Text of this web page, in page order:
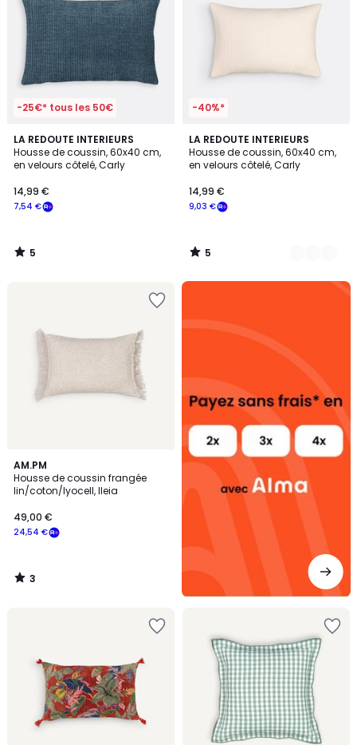
-25€* tous les 50€
LA REDOUTE INTERIEURS
Housse de coussin, 60x40 cm,
en velours côtelé, Carly
7,54 €
14,99 €
5
/
5
5
/
-40%*
LA REDOUTE INTERIEURS
Housse de coussin, 60x40 cm,
en velours côtelé, Carly
9,03 €
14,99 €
5
/
5
3
Couleurs
5
/
AM.PM
Housse de coussin frangée
lin/coton/lyocell, Ileia
24,54 €
49,00 €
3
/
5
3
/
Alma
sans